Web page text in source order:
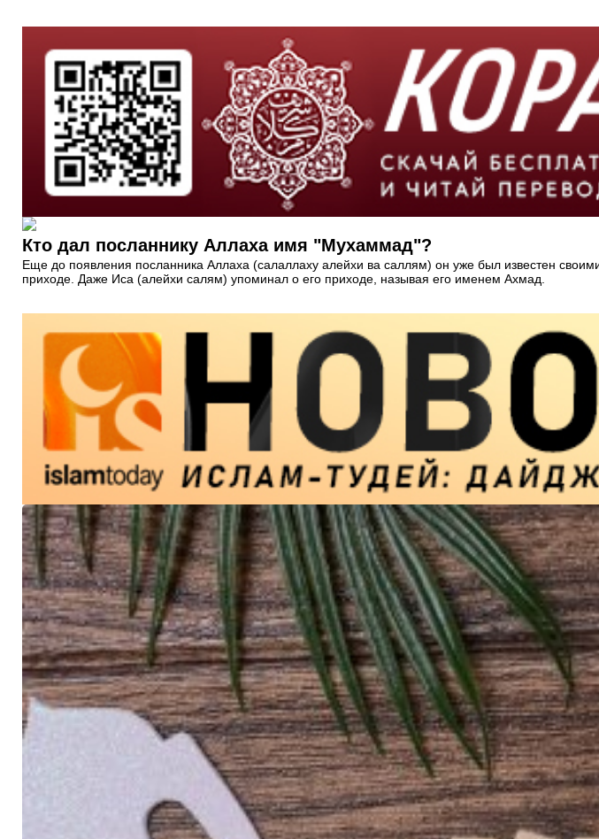
Кто дал посланнику Аллаха имя "Мухаммад"?
Еще до появления посланника Аллаха (салаллаху алейхи ва саллям) он уже был известен
приходе. Даже Иса (алейхи салям) упоминал о его приходе, называя его именем Ахмад.